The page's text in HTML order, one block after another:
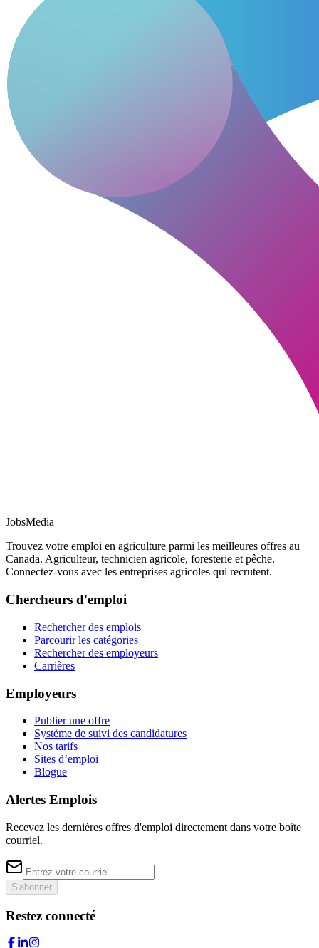
JobsMedia
Trouvez votre emploi en agriculture parmi les meilleures offres au
Canada. Agriculteur, technicien agricole, foresterie et pêche.
Connectez-vous avec les entreprises agricoles qui recrutent.
Chercheurs d'emploi
Rechercher des emplois
Parcourir les catégories
Rechercher des employeurs
Carrières
Employeurs
Publier une offre
Système de suivi des candidatures
Nos tarifs
Sites d’emploi
Blogue
Alertes Emplois
Recevez les dernières offres d'emploi directement dans votre boîte
courriel.
S'abonner
Restez connecté